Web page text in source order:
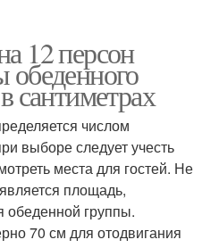
12 персон
сантиметрах
числом
выборе следует учесть
места для гостей. Не
площадь,
группы.
70 см для отодвигания